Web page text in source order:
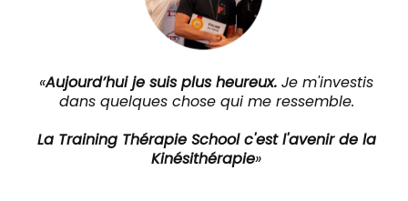
«Aujourd’hui je suis plus heureux. Je m'investis
dans quelques chose qui me ressemble.
La Training Thérapie School c'est l'avenir de la
Kinésithérapie»